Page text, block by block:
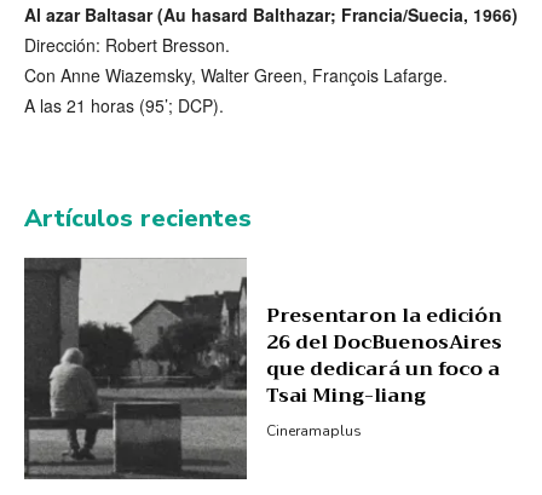
Al azar Baltasar (Au hasard Balthazar; Francia/Suecia, 1966)
Dirección: Robert Bresson.
Con Anne Wiazemsky, Walter Green, François Lafarge.
A las 21 horas (95’; DCP).
Artículos recientes
Presentaron la edición
26 del DocBuenosAires
que dedicará un foco a
Tsai Ming-liang
Cineramaplus